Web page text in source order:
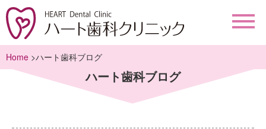
Home >ハート歯科ブログ
ハート歯科ブログ